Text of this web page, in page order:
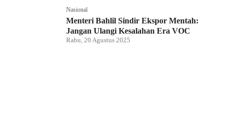
Nasional
Menteri Bahlil Sindir Ekspor Mentah:
Jangan Ulangi Kesalahan Era VOC
Rabu, 20 Agustus 2025